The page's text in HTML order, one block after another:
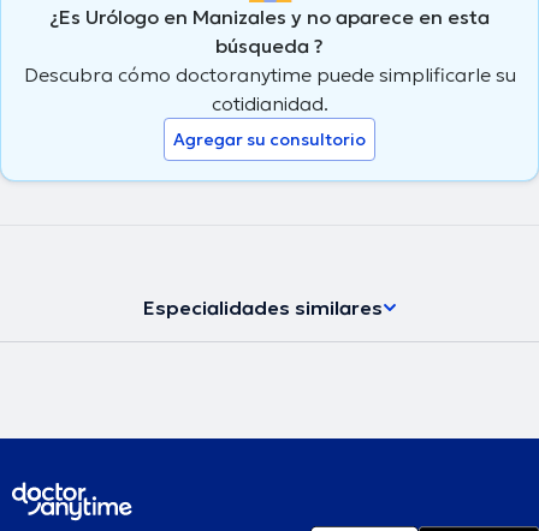
¿Es Urólogo en Manizales y no aparece en esta
búsqueda ?
Descubra cómo doctoranytime puede simplificarle su
cotidianidad.
Agregar su consultorio
Especialidades similares